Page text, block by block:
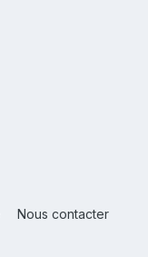
Nous contacter